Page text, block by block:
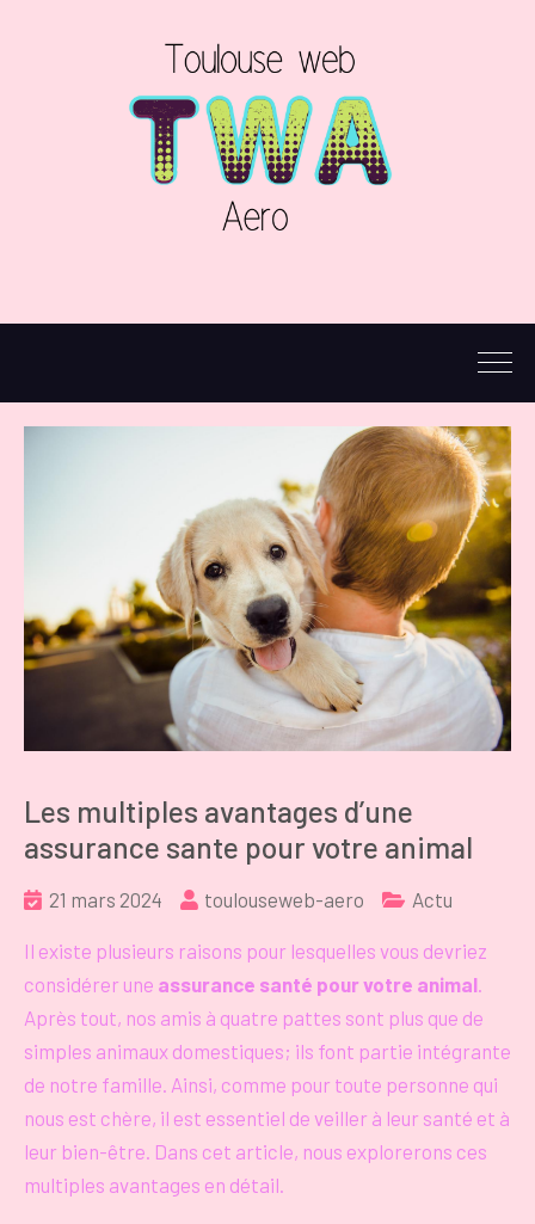
Les multiples avantages d’une
assurance sante pour votre animal
21 mars 2024 toulouseweb-aero Actu
Il existe plusieurs raisons pour lesquelles vous devriez
considérer une assurance santé pour votre animal.
Après tout, nos amis à quatre pattes sont plus que de
simples animaux domestiques; ils font partie intégrante
de notre famille. Ainsi, comme pour toute personne qui
nous est chère, il est essentiel de veiller à leur santé et à
leur bien-être. Dans cet article, nous explorerons ces
multiples avantages en détail.